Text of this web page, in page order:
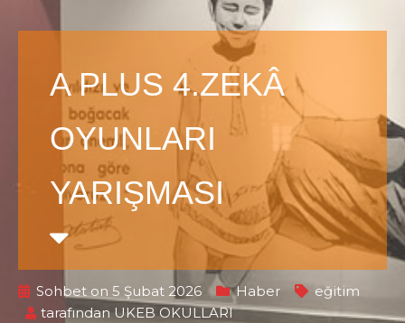
A PLUS 4.ZEKÂ
OYUNLARI
YARIŞMASI
Sohbet on 5 Şubat 2026 Haber
eğitim
tarafından UKEB OKULLARI